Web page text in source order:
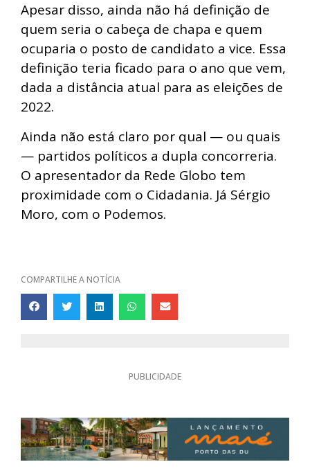
Apesar disso, ainda não há definição de
quem seria o cabeça de chapa e quem
ocuparia o posto de candidato a vice. Essa
definição teria ficado para o ano que vem,
dada a distância atual para as eleições de
2022.
Ainda não está claro por qual — ou quais
— partidos políticos a dupla concorreria.
O apresentador da Rede Globo tem
proximidade com o Cidadania. Já Sérgio
Moro, com o Podemos.
COMPARTILHE A NOTÍCIA
PUBLICIDADE